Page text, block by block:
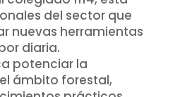
del sector que
nuevas herramientas
diaria.
potenciar la
ámbito forestal,